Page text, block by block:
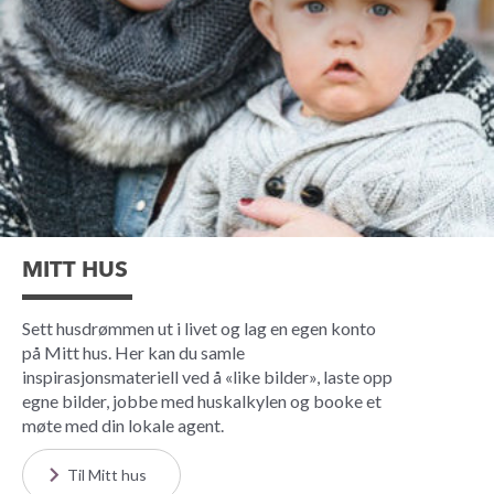
MITT HUS
Sett husdrømmen ut i livet og lag en egen konto
på Mitt hus. Her kan du samle
inspirasjonsmateriell ved å «like bilder», laste opp
egne bilder, jobbe med huskalkylen og booke et
møte med din lokale agent.
Til Mitt hus